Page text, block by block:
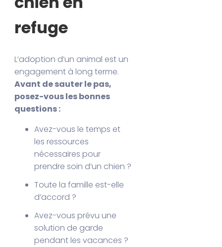
refuge
L’adoption d’un animal est un
engagement à long terme.
Avant de sauter le pas,
posez-vous les bonnes
questions :
Avez-vous le temps et
les ressources
nécessaires pour
prendre soin d’un chien ?
Toute la famille est-elle
d’accord ?
Avez-vous prévu une
solution de garde
pendant les vacances ?